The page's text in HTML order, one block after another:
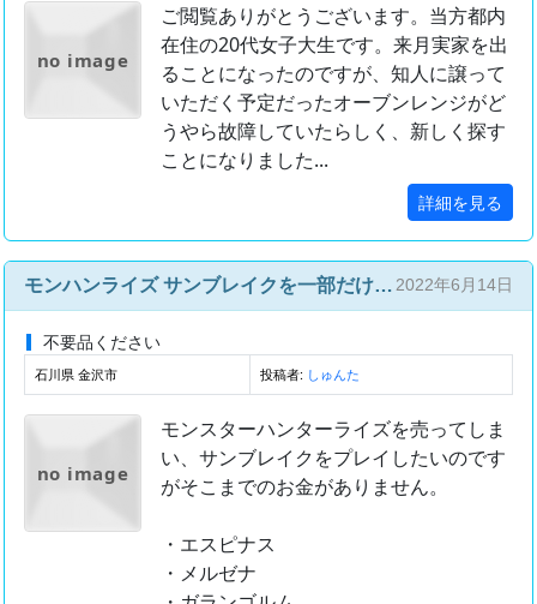
no image
ご閲覧ありがとうございます。当方都内
在住の20代女子大生です。来月実家を出
ることになったのですが、知人に譲って
いただく予定だったオーブンレンジがど
うやら故障していたらしく、新しく探す
ことになりました...
詳細を見る
モンハンライズ サンブレイクを一部だけプレイさせてください。 2022年6月14日
不要品ください
石川県 金沢市 投稿者: しゅんた
no image
モンスターハンターライズを売ってしま
い、サンブレイクをプレイしたいのです
がそこまでのお金がありません。
・エスピナス
・メルゼナ